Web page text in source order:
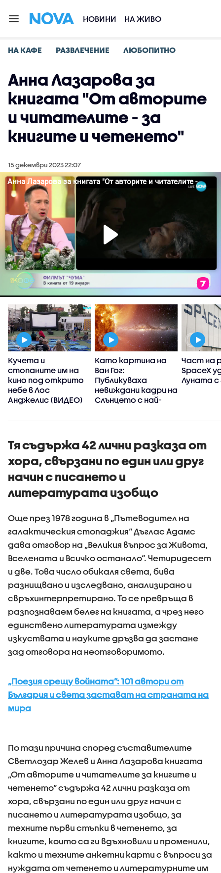
НОВИНИ НА ЖИВО
НА КАФЕ РАЗВЛЕЧЕНИЕ ЛЮБОПИТНО
Анна Лазарова за
книгата "От авторите
и читателите - за
книгите и четенето"
15 декември 2023 22:07
Кучета и
стопаните им на
кино под открито
небе в Лос
Анджелис (ВИДЕО)
Като картина на
Ван Гог:
Публикуваха
невиждани кадри на
Слънцето с най-
изображения
(ВИДЕО+СНИМКИ)
Част на
SpaceX
Луната с
Тя съдържа 42 лични разказа от
хора, свързани по един или друг
начин с писането и
литературата изобщо
Още през 1978 година в „Пътеводител на
галактическия стопаджия“ Дъглас Адамс
дава отговор на „Великия въпрос за Живота,
Вселената и Всичко останало“. Четиридесет
и две. Това число обикаля света, бива
разнищвано и изследвано, анализирано и
свръхинтерпретирано. То се превръща в
разпознаваем белег на книгата, а чрез него
единствено литературата измежду
изкуствата и науките дръзва да застане
зад отговора на неотговоримото.
„Поезия срещу войната”: 101 автори от
България и света застават на страната на
мира
По тази причина според съставителите
Светлозар Желев и Анна Лазарова книгата
„От авторите и читателите за книгите и
четенето“ съдържа 42 лични разказа от
хора, свързани по един или друг начин с
писането и литературата изобщо, за
техните първи стъпки в четенето, за
книгите, които са ги вдъхновили и променили,
както и техните анкетни карти с въпроси за
нуждата от четенето и литературните им